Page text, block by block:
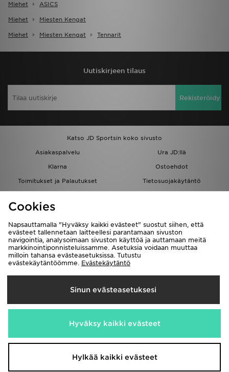
Miehet ASICS
Miehet Miesten Kengat
Miehet Miesten Kengat Tennarit
Uutiskirjeen tilaus
Rekisteröidy
Katso JD Sportsin koko sivusto
Asiakaspalvelu
Ura JD:llä
Klarna
Ostoehdot
Toimitukset ja Palautukset
Tietosuojakäytäntö
Löydä myymälä
Kumppanuusohjelma
JD Blog
Toimitetaan
Suomi
Me hyväksymme seuraavat maksutavat
Vieraile yrityksemme sivullawww.jdplc.com
Cookies
Napsauttamalla "Hyväksy kaikki evästeet" suostut siihen, että
evästeet tallennetaan laitteellesi parantamaan sivuston
navigointia, analysoimaan sivuston käyttöä ja auttamaan meitä
markkinointiponnisteluissamme. Asetuksia voidaan muuttaa
milloin tahansa evästeasetuksissa. Tutustu
evästekäytäntöömme. Evästekäytäntö
Sinun evästeasetuksesi
Hyväksy kaikki evästeet
Hylkää kaikki evästeet